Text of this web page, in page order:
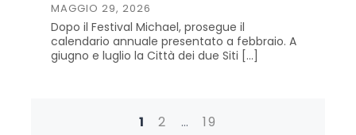
MAGGIO 29, 2026
Dopo il Festival Michael, prosegue il
calendario annuale presentato a febbraio. A
giugno e luglio la Città dei due Siti […]
1 2 … 19